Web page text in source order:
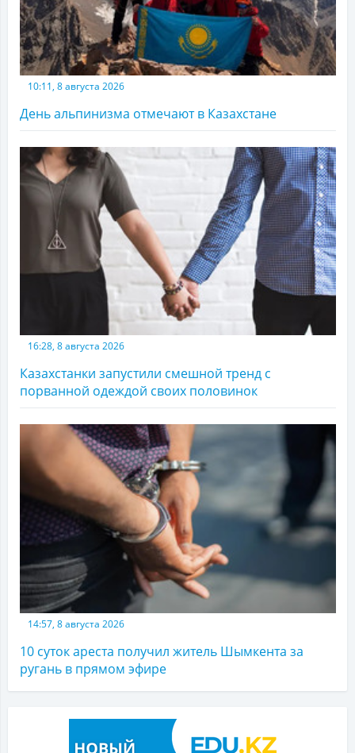
10:11, 8 августа 2026
День альпинизма отмечают в Казахстане
16:28, 8 августа 2026
Казахстанки запустили смешной тренд с
порванной одеждой своих половинок
14:57, 8 августа 2026
10 суток ареста получил житель Шымкента за
ругань в прямом эфире